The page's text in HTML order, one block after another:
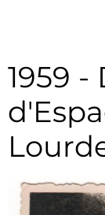
1959 -